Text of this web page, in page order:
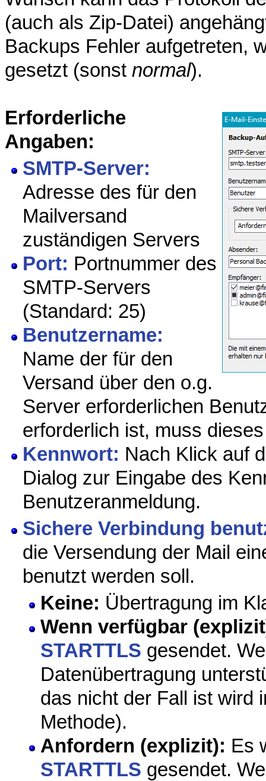
(auch als Zip-Datei)
Backups Fehler aufgetreten,
gesetzt (sonst normal).
Erforderliche
Angaben:
SMTP-Server:
Adresse des für den
Mailversand
zuständigen Servers
Port: Portnummer des
SMTP-Servers
(Standard: 25)
Benutzername:
Name der für den
Versand über den o.g.
Server erforderlichen
erforderlich ist, muss
Kennwort: Nach Klick auf
Dialog zur Eingabe des
Benutzeranmeldung.
Sichere Verbindung
die Versendung der Mail
benutzt werden soll.
Keine: Übertragung im
Wenn verfügbar
STARTTLS gesendet.
Datenübertragung
das nicht der Fall ist wird
Methode).
Anfordern (explizit): Es
STARTTLS gesendet.